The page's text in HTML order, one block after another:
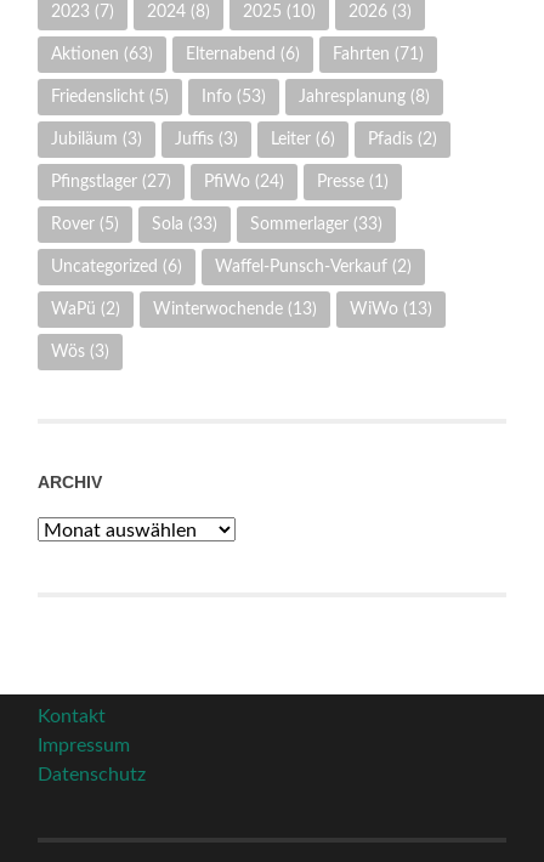
2023 (7) 2024 (8) 2025 (10) 2026 (3)
Aktionen (63) Elternabend (6) Fahrten (71)
Friedenslicht (5) Info (53) Jahresplanung (8)
Jubiläum (3) Juffis (3) Leiter (6) Pfadis (2)
Pfingstlager (27) PfiWo (24) Presse (1)
Rover (5) Sola (33) Sommerlager (33)
Uncategorized (6) Waffel-Punsch-Verkauf (2)
WaPü (2) Winterwochende (13) WiWo (13)
Wös (3)
ARCHIV
Archiv
Kontakt
Impressum
Datenschutz